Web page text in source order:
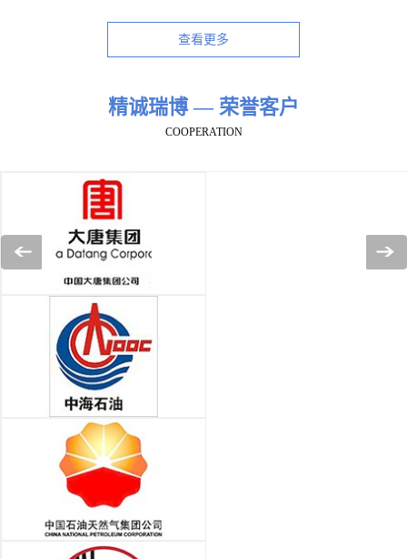
查看更多
精诚瑞博 — 荣誉客户
COOPERATION